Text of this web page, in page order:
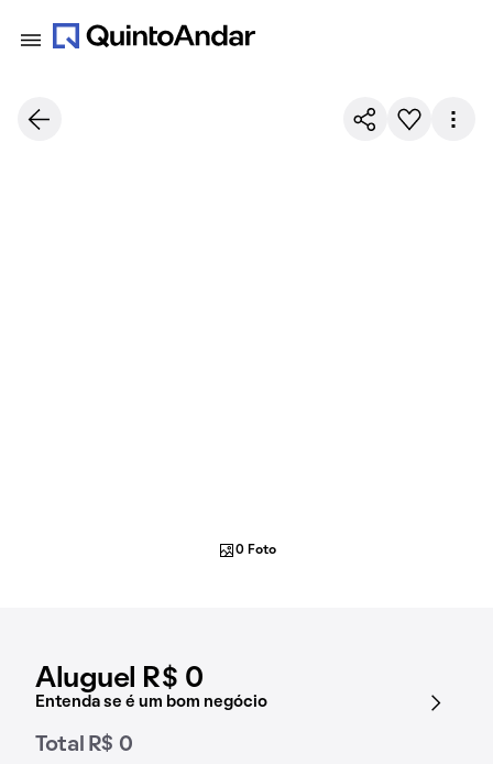
Aluguel R$ 0
Entenda se é um bom negócio
Total R$ 0
0 Foto